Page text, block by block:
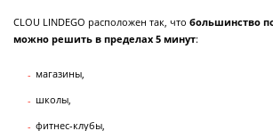
CLOU LINDEGO расположен так, что большинство
можно решить в пределах 5 минут:
магазины,
школы,
фитнес-клубы,